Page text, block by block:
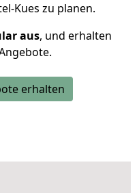
Kues zu planen.
aus, und erhalten
erhalten